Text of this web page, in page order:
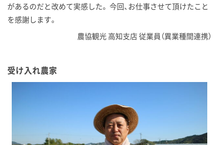
があるのだと改めて実感した。 今回、お仕事させて頂けたこと
を感謝します。
農協観光 高知支店 従業員（異業種間連携）
受け入れ農家